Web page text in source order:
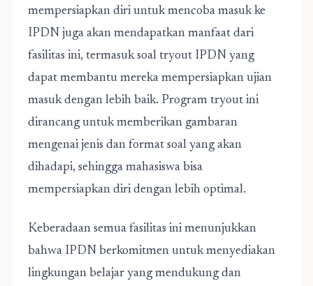
mempersiapkan diri untuk mencoba masuk ke
IPDN juga akan mendapatkan manfaat dari
fasilitas ini, termasuk soal tryout IPDN yang
dapat membantu mereka mempersiapkan ujian
masuk dengan lebih baik. Program tryout ini
dirancang untuk memberikan gambaran
mengenai jenis dan format soal yang akan
dihadapi, sehingga mahasiswa bisa
mempersiapkan diri dengan lebih optimal.
Keberadaan semua fasilitas ini menunjukkan
bahwa IPDN berkomitmen untuk menyediakan
lingkungan belajar yang mendukung dan